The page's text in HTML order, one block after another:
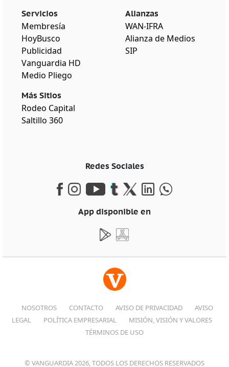
Servicios
Membresía
HoyBusco
Publicidad
Vanguardia HD
Medio Pliego
Más Sitios
Rodeo Capital
Saltillo 360
Alianzas
WAN-IFRA
Alianza de Medios
SIP
Redes Sociales
App disponible en
NOSOTROS CONTACTO AVISO DE PRIVACIDAD
AVISO
LEGAL
POLÍTICA EMPRESARIAL
MISIÓN, VISIÓN Y VALORES
TÉRMINOS DE USO
© VANGUARDIA 2026, TODOS LOS DERECHOS RESERVADOS